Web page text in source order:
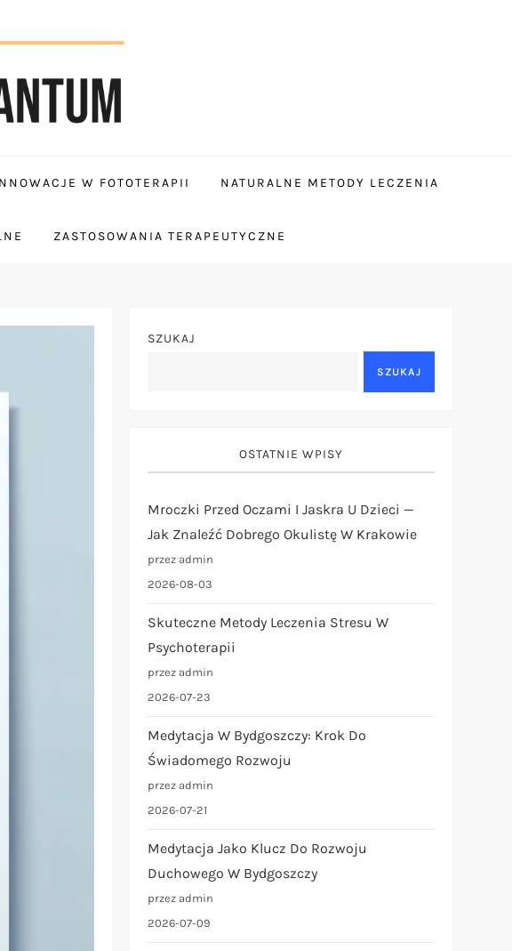
W FOTOTERAPII NATURALNE METODY LECZENIA
ZASTOSOWANIA TERAPEUTYCZNE
SZUKAJ
SZUKAJ
OSTATNIE WPISY
Mroczki Przed Oczami I Jaskra U Dzieci —
Jak Znaleźć Dobrego Okulistę W Krakowie
przez admin
2026-08-03
Skuteczne Metody Leczenia Stresu W
Psychoterapii
przez admin
2026-07-23
Medytacja W Bydgoszczy: Krok Do
Świadomego Rozwoju
przez admin
2026-07-21
Medytacja Jako Klucz Do Rozwoju
Duchowego W Bydgoszczy
przez admin
2026-07-09